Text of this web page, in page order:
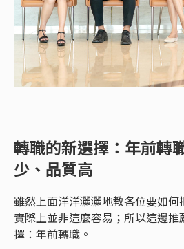
轉職的新選擇：年前轉
少、品質高
雖然上面洋洋灑灑地教各位要如
實際上並非這麼容易；所以這邊
擇：年前轉職。